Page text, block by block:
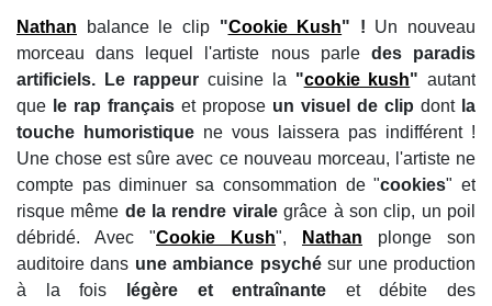
Nathan balance le clip "Cookie Kush" ! Un nouveau
morceau dans lequel l'artiste nous parledes paradis
artificiels. Le rappeur cuisine la "cookie kush"autant
que le rap français et propose un visuel de clip dontla
touche humoristique ne vous laissera pas indifférent !
Une chose est sûre avec ce nouveau morceau, l'artiste ne
compte pas diminuer sa consommation de "cookies" et
risque même de la rendre viralegrâce à son clip, un poil
débridé. Avec "Cookie Kush", Nathan plonge son
auditoire dans une ambiance psychésur une production
à la fois légère et entraînante et
débite des